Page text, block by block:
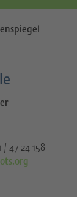
/ 47 24 158